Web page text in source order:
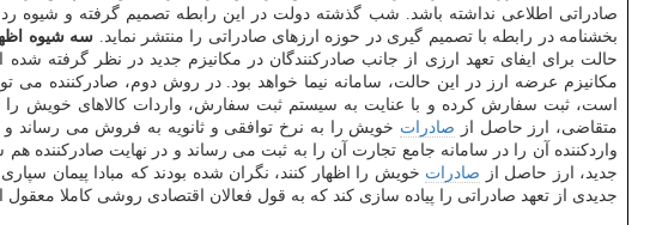
صادراتی اطلاعی نداشته باشد. شب گذشته دولت در این رابطه تصمیم گرفته و
بخشنامه در رابطه با تصمیم گیری در حوزه ارزهای صادراتی را منتشر نماید. سه شیوه
حالت برای ایفای تعهد ارزی از جانب صادركنندگان در مكانیزم جدید در نظر گرفته
مكانیزم عرضه ارز در این حالت، سامانه نیما خواهد بود. در روش دوم، صادركننده می
است، ثبت سفارش كرده و با عنایت به سیستم ثبت سفارش، واردات كالاهای خویش را
متقاضی، ارز حاصل از صادرات خویش را به نرخ توافقی و ثانویه به فروش می رساند و
واردكننده آن را در سامانه جامع تجارت آن را به ثبت می رساند و در نهایت صادركننده
جدید، ارز حاصل از صادرات خویش را اظهار كنند، نگران شده بودند كه مبادا پیمان
جدیدی از تعهد صادراتی را پیاده سازی كند كه به قول فعالان اقتصادی روشی كاملا